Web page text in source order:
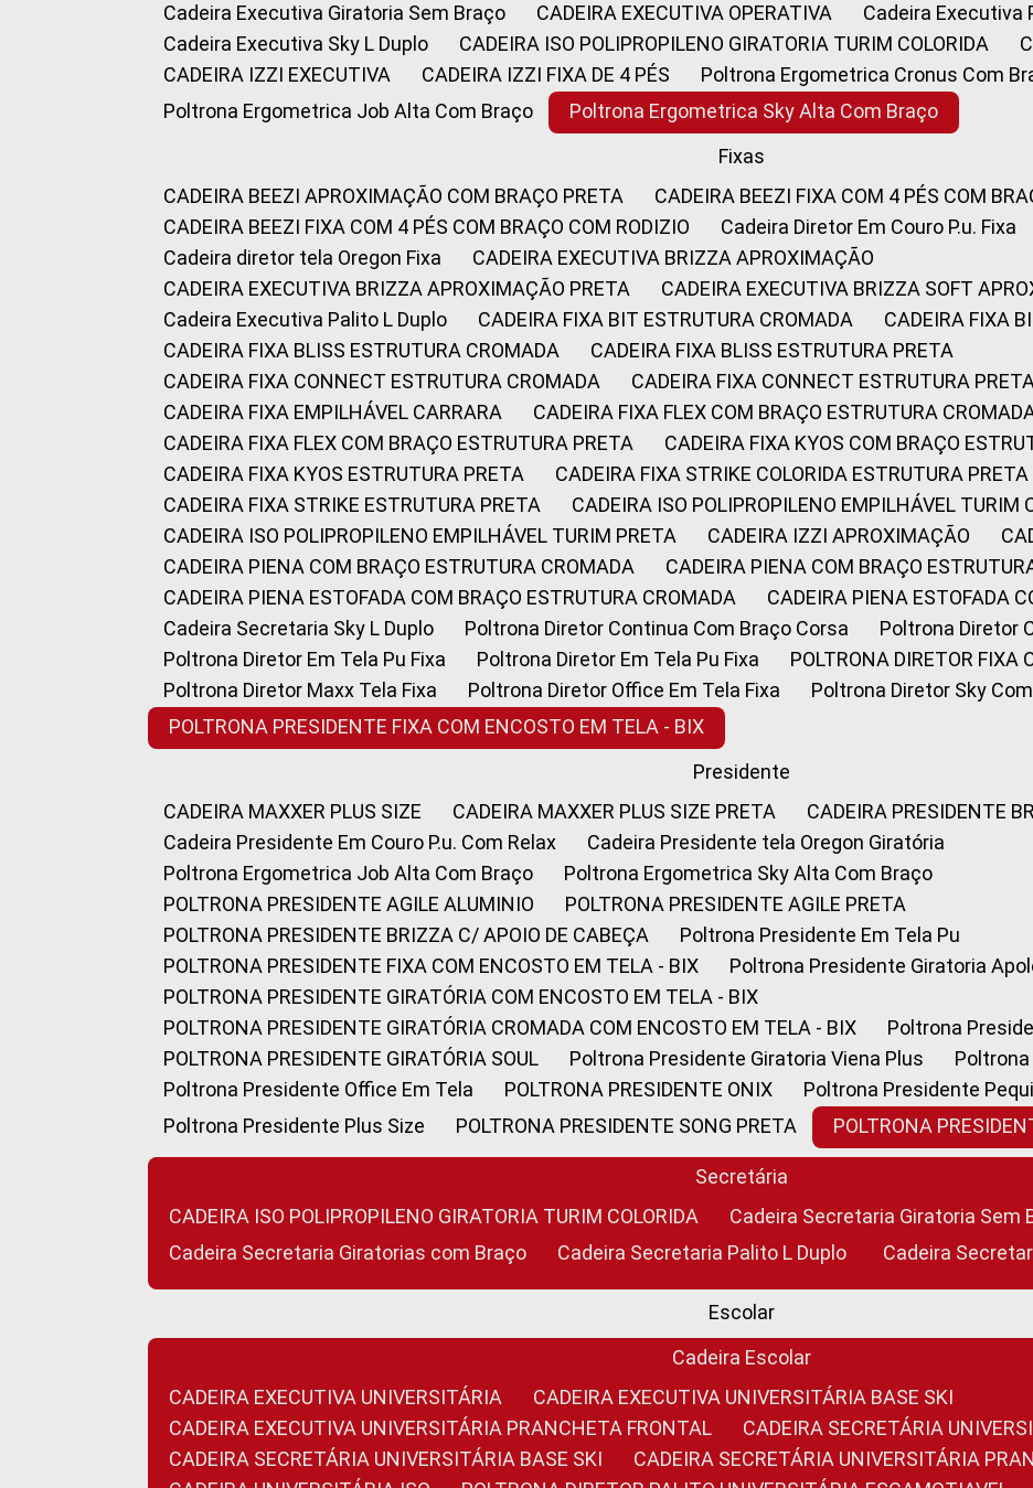
Cadeira Executiva Giratoria Sem Braço
CADEIRA EXECUTIVA OPERATIVA
Cadeira
Cadeira Executiva Sky L Duplo
CADEIRA ISO POLIPROPILENO GIRATORIA TURIM COLORIDA
CADEIRA IZZI EXECUTIVA
CADEIRA IZZI FIXA DE 4 PÉS
Poltrona Ergometrica Cronus Com
Poltrona Ergometrica Job Alta Com Braço
Poltrona Ergometrica Sky Alta Com Braço
Fixas
CADEIRA BEEZI APROXIMAÇÃO COM BRAÇO PRETA
CADEIRA BEEZI FIXA COM 4 PÉS COM
CADEIRA BEEZI FIXA COM 4 PÉS COM BRAÇO COM RODIZIO
Cadeira Diretor Em Couro P.u. Fixa
Cadeira diretor tela Oregon Fixa
CADEIRA EXECUTIVA BRIZZA APROXIMAÇÃO
CADEIRA EXECUTIVA BRIZZA APROXIMAÇÃO PRETA
CADEIRA EXECUTIVA BRIZZA SOFT
Cadeira Executiva Palito L Duplo
CADEIRA FIXA BIT ESTRUTURA CROMADA
CADEIRA FIXA
CADEIRA FIXA BLISS ESTRUTURA CROMADA
CADEIRA FIXA BLISS ESTRUTURA PRETA
CADEIRA FIXA CONNECT ESTRUTURA CROMADA
CADEIRA FIXA CONNECT ESTRUTURA PRETA
CADEIRA FIXA EMPILHÁVEL CARRARA
CADEIRA FIXA FLEX COM BRAÇO ESTRUTURA
CADEIRA FIXA FLEX COM BRAÇO ESTRUTURA PRETA
CADEIRA FIXA KYOS COM BRAÇO
CADEIRA FIXA KYOS ESTRUTURA PRETA
CADEIRA FIXA STRIKE COLORIDA ESTRUTURA PRETA
CADEIRA FIXA STRIKE ESTRUTURA PRETA
CADEIRA ISO POLIPROPILENO EMPILHÁVEL TURIM
CADEIRA ISO POLIPROPILENO EMPILHÁVEL TURIM PRETA
CADEIRA IZZI APROXIMAÇÃO
CADEIRA PIENA COM BRAÇO ESTRUTURA CROMADA
CADEIRA PIENA COM BRAÇO
CADEIRA PIENA ESTOFADA COM BRAÇO ESTRUTURA CROMADA
CADEIRA PIENA ESTOFADA
Cadeira Secretaria Sky L Duplo
Poltrona Diretor Continua Com Braço Corsa
Poltrona Diretor
Poltrona Diretor Em Tela Pu Fixa
Poltrona Diretor Em Tela Pu Fixa
POLTRONA DIRETOR FIXA
Poltrona Diretor Maxx Tela Fixa
Poltrona Diretor Office Em Tela Fixa
Poltrona Diretor Sky
POLTRONA PRESIDENTE FIXA COM ENCOSTO EM TELA - BIX
Presidente
CADEIRA MAXXER PLUS SIZE
CADEIRA MAXXER PLUS SIZE PRETA
CADEIRA PRESIDENTE
Cadeira Presidente Em Couro P.u. Com Relax
Cadeira Presidente tela Oregon Giratória
Poltrona Ergometrica Job Alta Com Braço
Poltrona Ergometrica Sky Alta Com Braço
POLTRONA PRESIDENTE AGILE ALUMINIO
POLTRONA PRESIDENTE AGILE PRETA
POLTRONA PRESIDENTE BRIZZA C/ APOIO DE CABEÇA
Poltrona Presidente Em Tela Pu
POLTRONA PRESIDENTE FIXA COM ENCOSTO EM TELA - BIX
Poltrona Presidente Giratoria
POLTRONA PRESIDENTE GIRATÓRIA COM ENCOSTO EM TELA - BIX
POLTRONA PRESIDENTE GIRATÓRIA CROMADA COM ENCOSTO EM TELA - BIX
Poltrona
POLTRONA PRESIDENTE GIRATÓRIA SOUL
Poltrona Presidente Giratoria Viena Plus
Poltrona Presidente Office Em Tela
POLTRONA PRESIDENTE ONIX
Poltrona Presidente
Poltrona Presidente Plus Size
POLTRONA PRESIDENTE SONG PRETA POLTRONA
Secretária
CADEIRA ISO POLIPROPILENO GIRATORIA TURIM COLORIDA
Cadeira Secretaria Giratoria Sem
Cadeira Secretaria Giratorias com Braço
Cadeira Secretaria Palito L Duplo Cadeira
Escolar
Cadeira Escolar
CADEIRA EXECUTIVA UNIVERSITÁRIA
CADEIRA EXECUTIVA UNIVERSITÁRIA BASE SKI
CADEIRA EXECUTIVA UNIVERSITÁRIA PRANCHETA FRONTAL
CADEIRA SECRETÁRIA
CADEIRA SECRETÁRIA UNIVERSITÁRIA BASE SKI
CADEIRA SECRETÁRIA UNIVERSITÁRIA